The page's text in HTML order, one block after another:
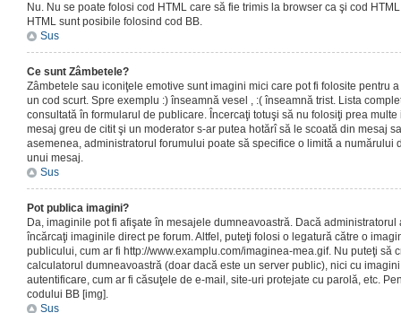
Nu. Nu se poate folosi cod HTML care să fie trimis la browser ca şi cod
HTML sunt posibile folosind cod BB.
Sus
Ce sunt Zâmbetele?
Zâmbetele sau iconiţele emotive sunt imagini mici care pot fi folosite pentru
un cod scurt. Spre exemplu :) înseamnă vesel , :( înseamnă trist. Lista
consultată în formularul de publicare. Încercaţi totuşi să nu folosiţi prea
mesaj greu de citit şi un moderator s-ar putea hotărî să le scoată din mesaj
asemenea, administratorul forumului poate să specifice o limită a numărului
unui mesaj.
Sus
Pot publica imagini?
Da, imaginile pot fi afişate în mesajele dumneavoastră. Dacă
încărcaţi imaginile direct pe forum. Altfel, puteţi folosi o legatură către o
publicului, cum ar fi http://www.examplu.com/imaginea-mea.gif. Nu puteţi să
calculatorul dumneavoastră (doar dacă este un server public), nici cu
autentificare, cum ar fi căsuţele de e-mail, site-uri protejate cu parolă, etc.
codului BB [img].
Sus